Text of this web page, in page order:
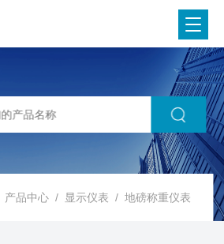
产品中心 / 显示仪表 /地磅称重仪表